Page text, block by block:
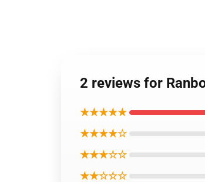
2 reviews for
★★★★★
★★★★☆
★★★☆☆
★★☆☆☆